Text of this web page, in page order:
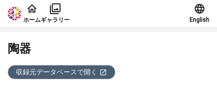
本文に飛ぶ
ホームギャラリー English
陶器
収録元データベースで開く